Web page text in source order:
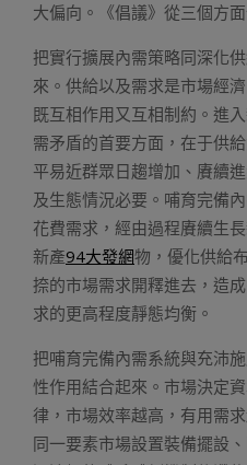
大偏向。《倡議》從三個方
把實行擴展內需策略同深化
來。供給以及需求是市場經
既互相作用又互相制約。進
需矛盾的首要方面，在于供
平易近群眾日趨增加、賡續
及生態情況必要。哺育完備
花費需求，經由過程賡續生
新產94大發網物，優化供給
捺的市場需求開釋進去，造
求的更高程度靜態均衡。
把哺育完備內需系統與充沛
性作用結合起來。市場決定
律，市場效率越高，有用需
同一要素市場設置裝備擺設